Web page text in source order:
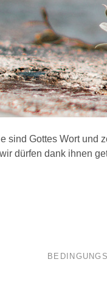
Gottes Wort und
dürfen dank ihnen